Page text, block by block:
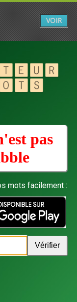
pas
mots facilement :
VOIR